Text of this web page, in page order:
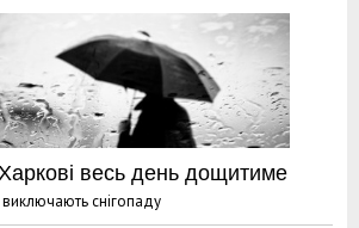
весь день дощитиме
снігопаду